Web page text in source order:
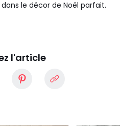
le décor de Noël parfait.
l'article